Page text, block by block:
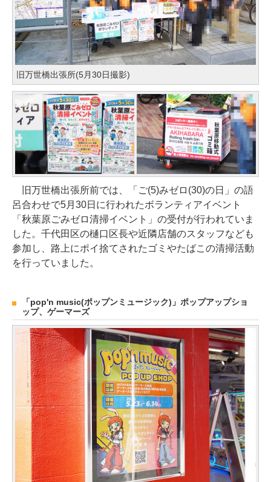
旧万世橋出張所(5月30日撮影)
旧万世橋出張所前では、「ご(5)みゼロ(30)の日」の語
呂合わせで5月30日に行われたボランティアイベント
「秋葉原ごみゼロ清掃イベント」の受付が行われていま
した。千代田区の樋口区長や近隣店舗のスタッフなども
参加し、路上にポイ捨てされたゴミやたばこの清掃活動
を行っていました。
「pop'n music(ポップンミュージック)」ポップアップショ
ップ、ゲーマーズ